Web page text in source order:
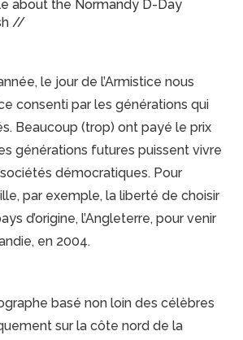
about the Normandy D-Day
//
le jour de l’Armistice nous
consenti par les générations qui
Beaucoup (trop) ont payé le prix
générations futures puissent vivre
démocratiques. Pour
par exemple, la liberté de choisir
d’origine, l’Angleterre, pour venir
en 2004.
basé non loin des célèbres
sur la côte nord de la